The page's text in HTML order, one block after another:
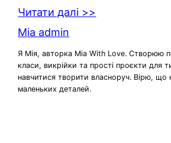
Читати далі >>
Mia admin
Я Мія, авторка Mia With Love. Створюю
класи, викрійки та прості проєкти для
навчитися творити власноруч. Вірю, що
маленьких деталей.